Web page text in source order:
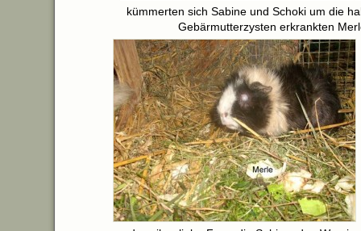
kümmerten sich Sabine und Schoki um die
Gebärmutterzysten erkrankten